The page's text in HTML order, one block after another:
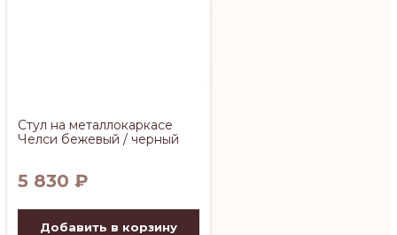
Стул на металлокаркасе
Челси бежевый / черный
5 830 ₽
Добавить в корзину